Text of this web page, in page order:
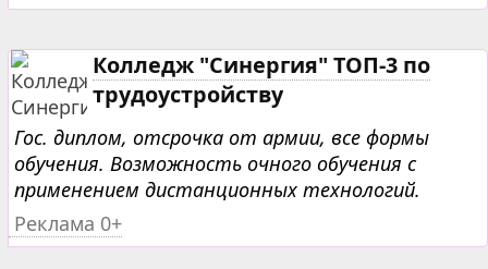
Колледж "Синергия" ТОП-3 по
трудоустройству
Гос. диплом, отсрочка от армии, все формы
обучения. Возможность очного обучения с
применением дистанционных технологий.
Реклама 0+